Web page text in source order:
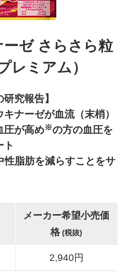
ゼ さらさら粒
レミアム）
究報告】
ナーゼが血流（末梢）
圧が高め※の方の血圧を
ト
性脂肪を減らすことをサ
メーカー希望小売価
格(税抜)
2,940円